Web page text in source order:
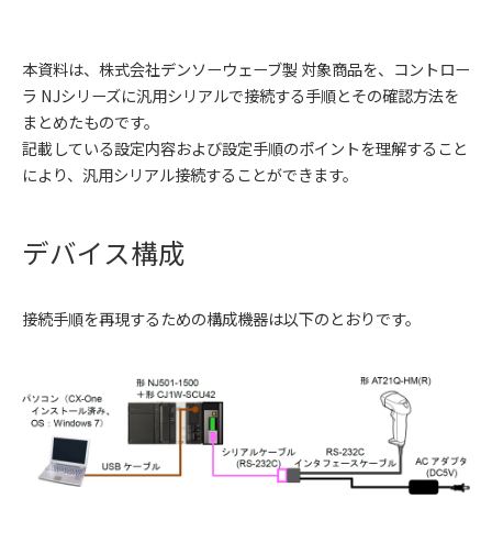
本資料は、株式会社デンソーウェーブ製 対象商品を、コントロー
ラ NJシリーズに汎用シリアルで接続する手順とその確認方法を
まとめたものです。
記載している設定内容および設定手順のポイントを理解すること
により、汎用シリアル接続することができます。
デバイス構成
接続手順を再現するための構成機器は以下のとおりです。